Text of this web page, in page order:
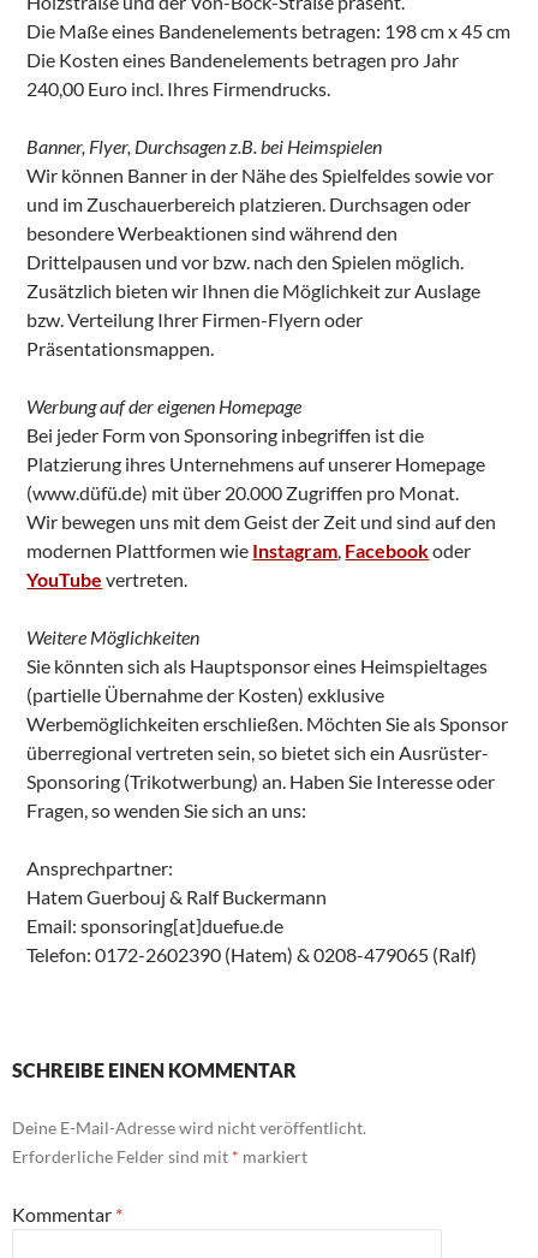
Die Maße eines Bandenelements betragen: 198 cm x 45 cm
Die Kosten eines Bandenelements betragen pro Jahr
240,00 Euro incl. Ihres Firmendrucks.
Banner, Flyer, Durchsagen z.B. bei Heimspielen
Wir können Banner in der Nähe des Spielfeldes sowie vor
und im Zuschauerbereich platzieren. Durchsagen oder
besondere Werbeaktionen sind während den
Drittelpausen und vor bzw. nach den Spielen möglich.
Zusätzlich bieten wir Ihnen die Möglichkeit zur Auslage
bzw. Verteilung Ihrer Firmen-Flyern oder
Präsentationsmappen.
Werbung auf der eigenen Homepage
Bei jeder Form von Sponsoring inbegriffen ist die
Platzierung ihres Unternehmens auf unserer Homepage
(www.düfü.de) mit über 20.000 Zugriffen pro Monat.
Wir bewegen uns mit dem Geist der Zeit und sind auf den
modernen Plattformen wie Instagram, Facebookoder
YouTube vertreten.
Weitere Möglichkeiten
Sie könnten sich als Hauptsponsor eines Heimspieltages
(partielle Übernahme der Kosten) exklusive
Werbemöglichkeiten erschließen. Möchten Sie als Sponsor
überregional vertreten sein, so bietet sich ein Ausrüster-
Sponsoring (Trikotwerbung) an. Haben Sie Interesse oder
Fragen, so wenden Sie sich an uns:
Ansprechpartner:
Hatem Guerbouj & Ralf Buckermann
Email: sponsoring[at]duefue.de
Telefon: 0172-2602390 (Hatem) & 0208-479065 (Ralf)
SCHREIBE EINEN KOMMENTAR
Deine E-Mail-Adresse wird nicht veröffentlicht.
Erforderliche Felder sind mit * markiert
Kommentar *